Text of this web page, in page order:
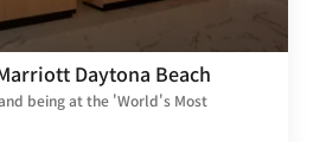
Daytona Beach
being at the 'World's Most